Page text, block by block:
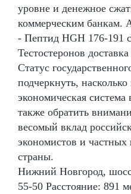
уровне и денежное
коммерческим банкам.
- Пептид HGH 176-191
Тестостеронов
Статус
подчеркнуть,
экономическая
также обратить
весомый вклад
экономистов и частных
страны.
Нижний Новгород,
55-50 Расстояние: 891